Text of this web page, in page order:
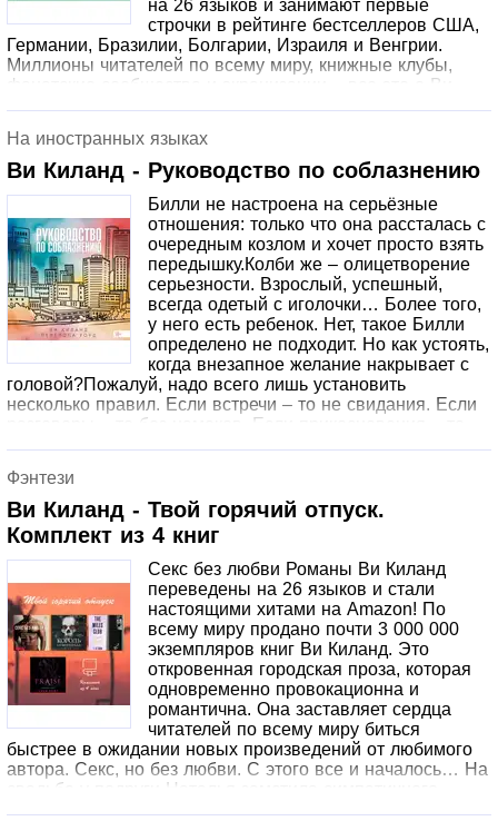
на 26 языков и занимают первые
строчки в рейтинге бестселлеров США,
Германии, Бразилии, Болгарии, Израиля и Венгрии.
Миллионы читателей по всему миру, книжные клубы,
фанатские сообщества и экранизации – все это о Ви
анкета на сайте знакомств, одно кокетливое сообщение
– и её размеренная жизнь переворачивается с ног на
голову.Форд Донован – харизматичный, уверенный в
себе и, как выясняется, знакомый из прошлого
Валентины. Он стал мужчиной, от которого трудно
отвести взгляд… и ещё труднее устоять перед его
настойчивостью.Что делать, когда разум говорит «нет», а
сердце уже сказало «да»?
На иностранных языках
Ви Киланд - Руководство по соблазнению
Билли не настроена на серьёзные
отношения: только что она рассталась с
очередным козлом и хочет просто взять
передышку.Колби же – олицетворение
серьезности. Взрослый, успешный,
всегда одетый с иголочки… Более того,
у него есть ребенок. Нет, такое Билли
определено не подходит. Но как устоять,
когда внезапное желание накрывает с
головой?Пожалуй, надо всего лишь установить
несколько правил. Если встречи – то не свидания. Если
разговоры – то без намеков. Если прикосновения – то
of Dating© 2022 by Penelope Ward and Vi Keeland©
Капустюк Ю., перевод на русский язык, 2025©
Оформление.Издательство АЗБУКА®, 2025
Фэнтези
Ви Киланд - Твой горячий отпуск.
Комплект из 4 книг
Секс без любви Романы Ви Киланд
переведены на 26 языков и стали
настоящими хитами на Amazon! По
всему миру продано почти 3 000 000
экземпляров книг Ви Киланд. Это
откровенная городская проза, которая
одновременно провокационна и
романтична. Она заставляет сердца
читателей по всему миру биться
быстрее в ожидании новых произведений от любимого
автора. Секс, но без любви. С этого все и началось… На
свадьбе у подруги Наталья заметила симпатичного